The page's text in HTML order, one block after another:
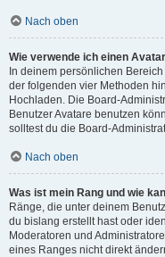
Nach oben
Wie verwende ich einen
In deinem persönlichen
der folgenden vier Methoden
Hochladen. Die Board-
Benutzer Avatare benutzen
solltest du die Board-
Nach oben
Was ist mein Rang und wie
Ränge, die unter deinem
du bislang erstellt hast oder
Moderatoren und
eines Ranges nicht direkt